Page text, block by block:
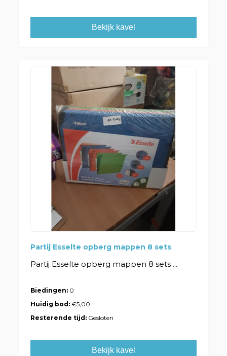
Bekijk kavel
Partij Esselte opberg mappen 8 sets
Partij Esselte opberg mappen 8 sets ...
Biedingen: 0
Huidig bod:€5,00
Resterende tijd: Gesloten
Bekijk kavel